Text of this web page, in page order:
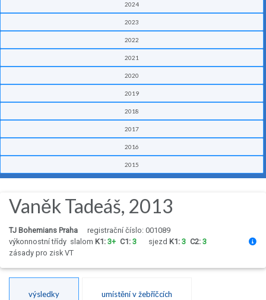
2024
2023
2022
2021
2020
2019
2018
2017
2016
2015
Vaněk Tadeáš, 2013
TJ Bohemians Praha
registrační číslo: 001089
výkonnostní třídy slalom K1: 3+ C1: 3 sjezd K1: 3 C2: 3
zásady pro zisk VT
výsledky umístění v žebříčcích